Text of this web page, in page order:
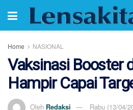
Home NASIONAL
Vaksinasi Booster
Hampir Capai
Oleh Redaksi Rabu (13/04/